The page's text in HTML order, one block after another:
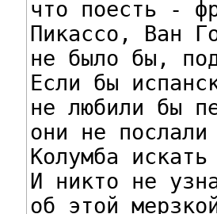
что поесть -
Пикассо, Ван
не было бы,
Если бы
не любили бы
они не послали
Колумба
И никто не
об этой